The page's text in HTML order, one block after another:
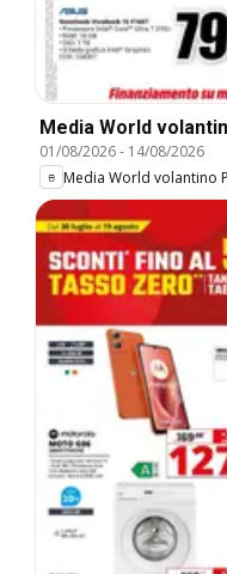
Media World
01/08/2026- 14/08/2026
Media World volantino